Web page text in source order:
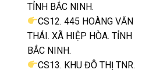
TỈNH BẮC NINH.
CS12. 445 HOÀNG VĂN
THÁI. XÃ HIỆP HÒA. TỈNH
BẮC NINH.
CS13. KHU ĐÔ THỊ TNR.